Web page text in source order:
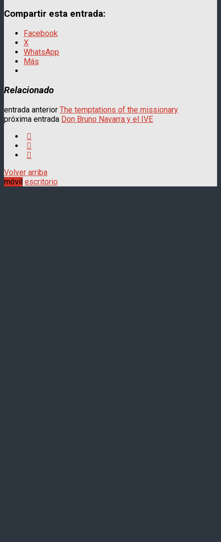
Compartir esta entrada:
Facebook
X
WhatsApp
Más
Relacionado
entrada anterior The temptations of the missionary
próxima entrada Don Bruno Navarra y el IVE
Volver arriba
móvil escritorio